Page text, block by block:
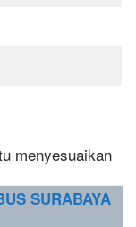
menyesuaikan
SURABAYA